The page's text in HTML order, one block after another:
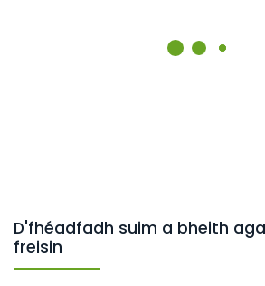
D'fhéadfadh suim a bheith
freisin